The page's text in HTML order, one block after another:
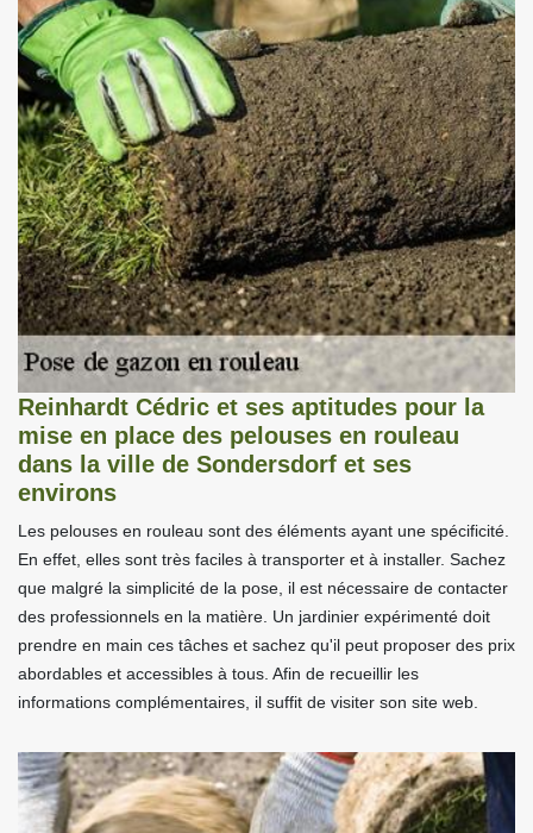
Reinhardt Cédric et ses aptitudes pour la
mise en place des pelouses en rouleau
dans la ville de Sondersdorf et ses
environs
Les pelouses en rouleau sont des éléments ayant une spécificité.
En effet, elles sont très faciles à transporter et à installer. Sachez
que malgré la simplicité de la pose, il est nécessaire de contacter
des professionnels en la matière. Un jardinier expérimenté doit
prendre en main ces tâches et sachez qu'il peut proposer des prix
abordables et accessibles à tous. Afin de recueillir les
informations complémentaires, il suffit de visiter son site web.